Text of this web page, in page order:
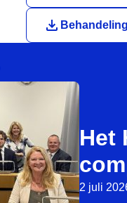
Download
Het
2 juli